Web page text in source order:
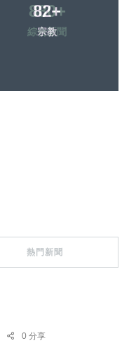
82+
宗教
熱門新聞
0 分享